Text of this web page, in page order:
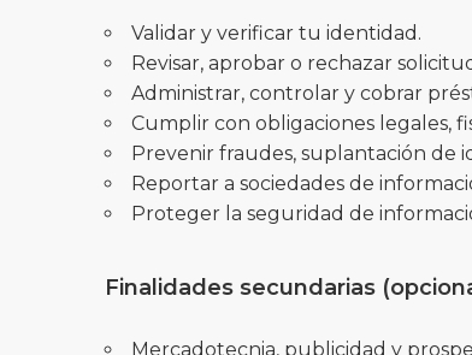
Validar y verificar tu identidad.
Revisar, aprobar o rechazar
Administrar, controlar y cobrar
Cumplir con obligaciones legales,
Prevenir fraudes, suplantación de
Reportar a sociedades de
Proteger la seguridad de
Finalidades secundarias
Mercadotecnia, publicidad y